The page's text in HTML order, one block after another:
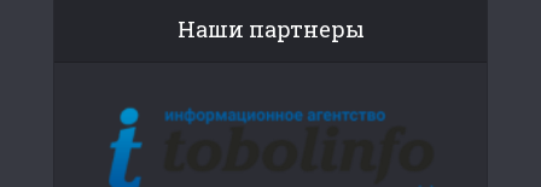
Наши партнеры